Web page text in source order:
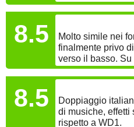
8.5
Molto simile nei
finalmente privo
verso il basso.
8.5
Doppiaggio
di musiche, effetti
rispetto a WD1.